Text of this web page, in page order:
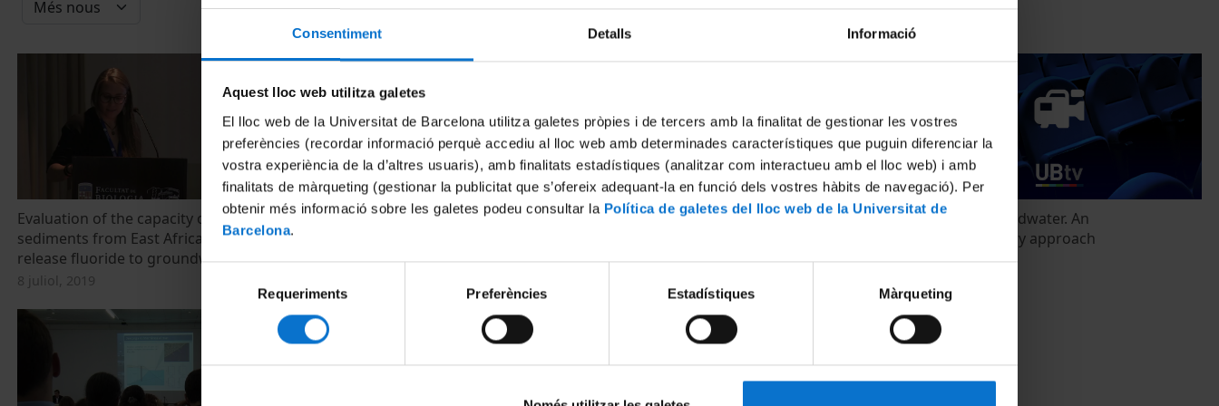
Consentiment Detalls Informació
Aquest lloc web utilitza galetes
El lloc web de la Universitat de Barcelona utilitza galetes pròpies i de tercers amb la finalitat de gestionar les vostres
preferències (recordar informació perquè accediu al lloc web amb determinades característiques que puguin diferenciar la
vostra experiència de la d’altres usuaris), amb finalitats estadístiques (analitzar com interactueu amb el lloc web) i amb
finalitats de màrqueting (gestionar la publicitat que s’ofereix adequant-la en funció dels vostres hàbits de navegació). Per
obtenir més informació sobre les galetes podeu consultar la Política de galetes del lloc web de la Universitat de
Barcelona.
consentiment
Requeriments Preferències Estadístiques Màrqueting
Evaluation of the capacity of rocks and
sediments from East African Rift Valley to
release fluoride to groundwater
8 juliol, 2019
Groundwater: how to deal with a hidden
13 març, 2015
Valoració de l'estat químic i quantitatiu
26 juny, 2014
Soil and Groundwater. An
interdisciplinary approach
18 febrer, 2014